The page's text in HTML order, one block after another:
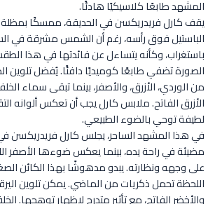
المشهد طابعًا كلاسيكيًا هادئًا.
يقف كارل فريدريكسن في الحديقة، ممسكًا بمظلة
الباستيل فوق رأسه، رغم أن الشمس مشرقة في
باستغراب، وكأنه يتساءل عن فائدتها في هذا
الصورة تضفي طابعًا كوميديًا دافئًا. يُفضل تلوين
من الوردي، الأزرق، والأصفر، بينما تبقى سماء
الأزرق الفاتح. ملابس كارل يجب أن تعكس ألوانه
لطيفة توحي بالضوء الطبيعي.
في هذا المشهد الساحر، يجلس كارل فريدريكسن
مضيئة في راحة يده، بينما يعكس ضوءها الأصفر
على وجهه ونظارته. يبدو مدهوشًا بهذا الكائن
اللحظة تحمل ذكريات من الماضي. يمكن تلوين
والأخضر الفاتح، مع تأثير متدرج لإظهار توهجها.